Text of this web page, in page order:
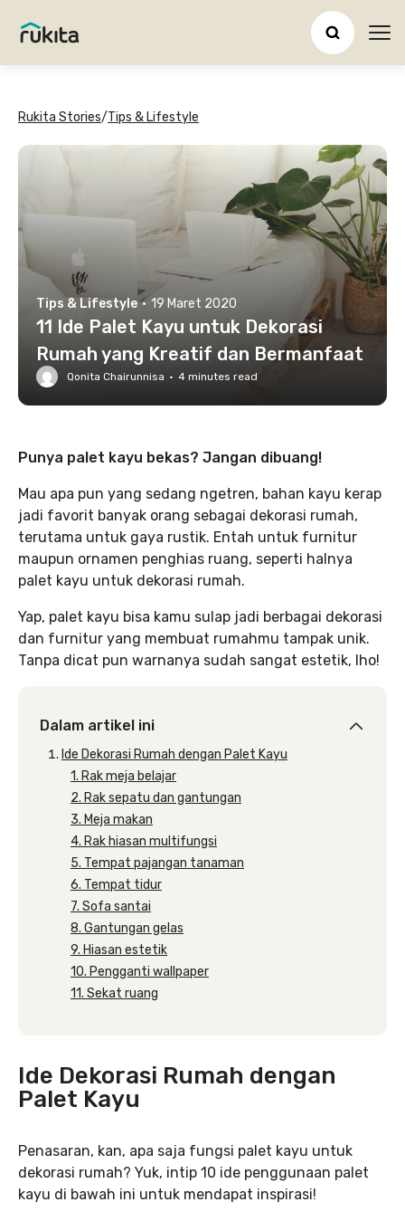
Rukita Stories/Tips & Lifestyle
Tips & Lifestyle · 19 Maret 2020
11 Ide Palet Kayu untuk Dekorasi
Rumah yang Kreatif dan Bermanfaat
Qonita Chairunnisa · 4 minutes read
Punya palet kayu bekas? Jangan dibuang!
Mau apa pun yang sedang ngetren, bahan kayu kerap
jadi favorit banyak orang sebagai dekorasi rumah,
terutama untuk gaya rustik. Entah untuk furnitur
maupun ornamen penghias ruang, seperti halnya
palet kayu untuk dekorasi rumah.
Yap, palet kayu bisa kamu sulap jadi berbagai dekorasi
dan furnitur yang membuat rumahmu tampak unik.
Tanpa dicat pun warnanya sudah sangat estetik, lho!
Dalam artikel ini
Ide Dekorasi Rumah dengan Palet Kayu
1. Rak meja belajar
2. Rak sepatu dan gantungan
3. Meja makan
4. Rak hiasan multifungsi
5. Tempat pajangan tanaman
6. Tempat tidur
7. Sofa santai
8. Gantungan gelas
9. Hiasan estetik
10. Pengganti wallpaper
11. Sekat ruang
Ide Dekorasi Rumah dengan
Palet Kayu
Penasaran, kan, apa saja fungsi palet kayu untuk
dekorasi rumah? Yuk, intip 10 ide penggunaan palet
kayu di bawah ini untuk mendapat inspirasi!